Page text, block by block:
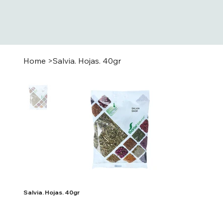
Home >Salvia. Hojas. 40gr
Salvia. Hojas. 40gr